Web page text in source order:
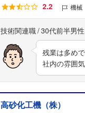
2.2 機械
技術関連職 30代前半男性
残業は多め
社内の雰囲
高砂化工機（株）